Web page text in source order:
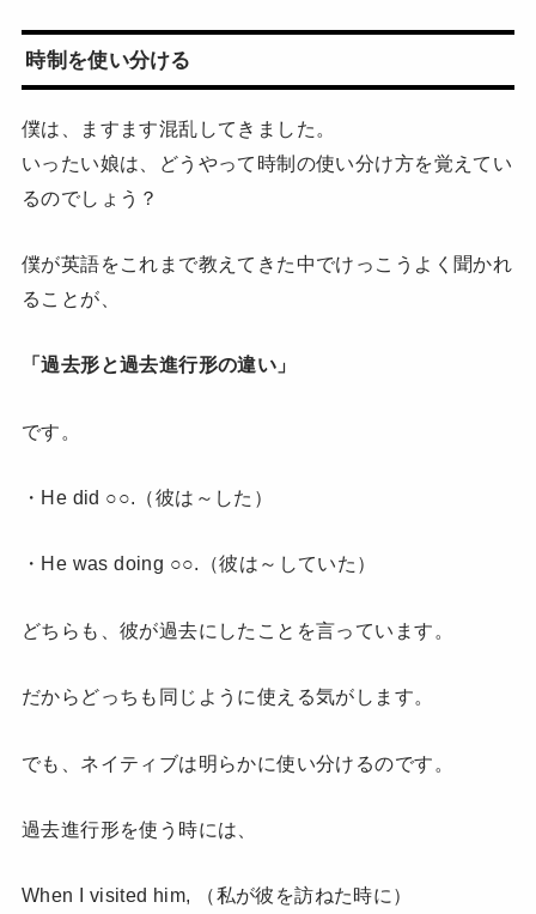
時制を使い分ける
僕は、ますます混乱してきました。
いったい娘は、どうやって時制の使い分け方を覚えてい
るのでしょう？
僕が英語をこれまで教えてきた中でけっこうよく聞かれ
ることが、
「過去形と過去進行形の違い」
です。
・He did ○○.（彼は～した）
・He was doing ○○.（彼は～していた）
どちらも、彼が過去にしたことを言っています。
だからどっちも同じように使える気がします。
でも、ネイティブは明らかに使い分けるのです。
過去進行形を使う時には、
When I visited him, （私が彼を訪ねた時に）